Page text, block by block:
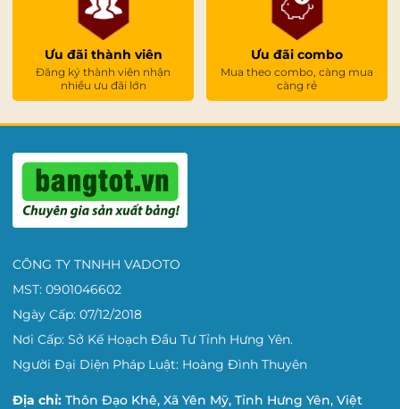
Ưu đãi thành viên
Đăng ký thành viên nhận
nhiều ưu đãi lớn
Ưu đãi combo
Mua theo combo, càng mua
càng rẻ
CÔNG TY TNNHH VADOTO
MST: 0901046602
Ngày Cấp: 07/12/2018
Nơi Cấp: Sở Kế Hoạch Đầu Tư Tỉnh Hưng Yên.
Người Đại Diện Pháp Luật: Hoàng Đình Thuyên
Địa chỉ: Thôn Đạo Khê, Xã Yên Mỹ, Tỉnh Hưng Yên, Việt